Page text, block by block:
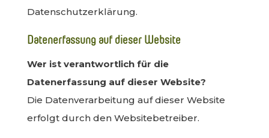
Datenschutzerklärung.
Datenerfassung auf dieser Website
Wer ist verantwortlich für die
Datenerfassung auf dieser Website?
Die Datenverarbeitung auf dieser Website
erfolgt durch den Websitebetreiber.